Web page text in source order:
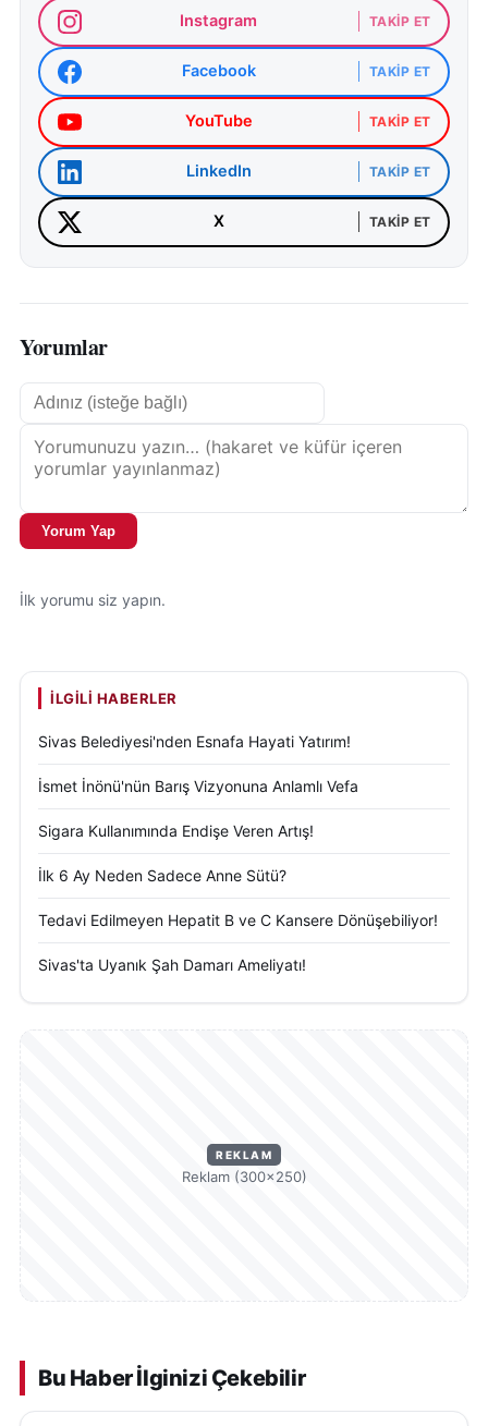
gelmesi için çalışmalarını hızlandıracaklarını ifade
etti.
Instagram TAKIP ET
Facebook TAKIP ET
YouTube TAKIP ET
LinkedIn TAKIP ET
X TAKIP ET
Yorumlar
Yorum Yap
İlk yorumu siz yapın.
İLGILI HABERLER
Sivas Belediyesi'nden Esnafa Hayati Yatırım!
İsmet İnönü'nün Barış Vizyonuna Anlamlı Vefa
Sigara Kullanımında Endişe Veren Artış!
İlk 6 Ay Neden Sadece Anne Sütü?
Tedavi Edilmeyen Hepatit B ve C Kansere Dönüşebiliyor!
Sivas'ta Uyanık Şah Damarı Ameliyatı!
REKLAM
Reklam (300×250)
Bu Haber İlginizi Çekebilir